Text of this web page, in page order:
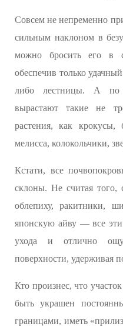
Совсем не непременно
сильным наклоном в
можно бросить его в
обеспечив только
либо лестницы. А по
вырастают такие не
растения, как крокусы,
мелисса, колокольчики,
Кстати, все
склоны. Не считая
облепиху, ракитники,
японскую айву — все
ухода и отлично
поверхности, удерживая
Кто произнес, что
быть украшен
границами, иметь